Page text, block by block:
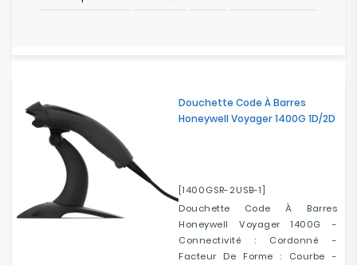
Douchette Code À Barres
Honeywell Voyager 1400G 1D/2D
[1400GSR-2USB-1]
Douchette Code À Barres
Honeywell Voyager 1400G -
Connectivité : Cordonné -
Facteur De Forme : Courbe -